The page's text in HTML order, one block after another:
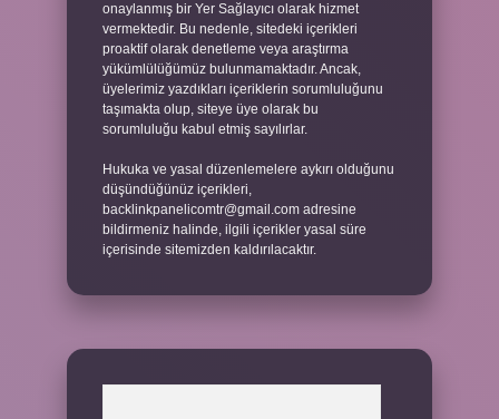
onaylanmış bir Yer Sağlayıcı olarak hizmet
vermektedir. Bu nedenle, sitedeki içerikleri
proaktif olarak denetleme veya araştırma
yükümlülüğümüz bulunmamaktadır. Ancak,
üyelerimiz yazdıkları içeriklerin sorumluluğunu
taşımakta olup, siteye üye olarak bu
sorumluluğu kabul etmiş sayılırlar.
Hukuka ve yasal düzenlemelere aykırı olduğunu
düşündüğünüz içerikleri,
backlinkpanelicomtr@gmail.com adresine
bildirmeniz halinde, ilgili içerikler yasal süre
içerisinde sitemizden kaldırılacaktır.